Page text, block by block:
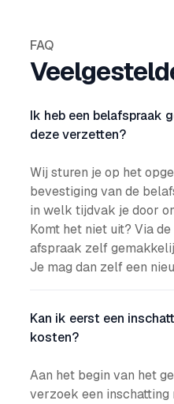
FAQ
Ik heb een belafspraak
deze verzetten?
Wij sturen je op het
bevestiging van de
in welk tijdvak je door
Komt het niet uit? Via
afspraak zelf
Je mag dan zelf een
Kan ik eerst een
kosten?
Aan het begin van het
verzoek een inschatting